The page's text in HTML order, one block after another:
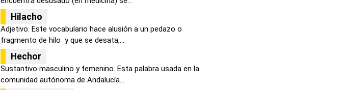
Hilacho
Adjetivo. Este vocabulario hace alusión a un pedazo o
fragmento de hilo y que se desata,...
Hechor
Sustantivo masculino y femenino. Esta palabra usada en la
comunidad autónoma de Andalucía...